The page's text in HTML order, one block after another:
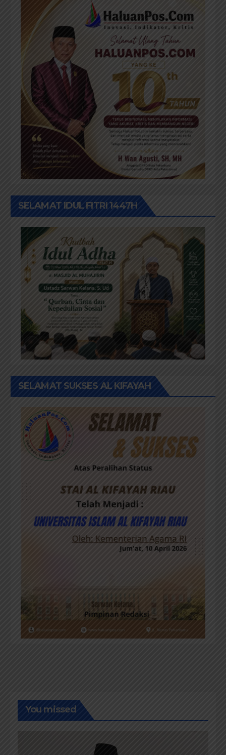
SELAMAT IDUL FITRI 1447H
SELAMAT SUKSES AL KIFAYAH
You missed